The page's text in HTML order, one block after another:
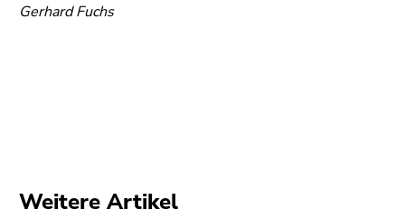
Gerhard Fuchs
Weitere Artikel